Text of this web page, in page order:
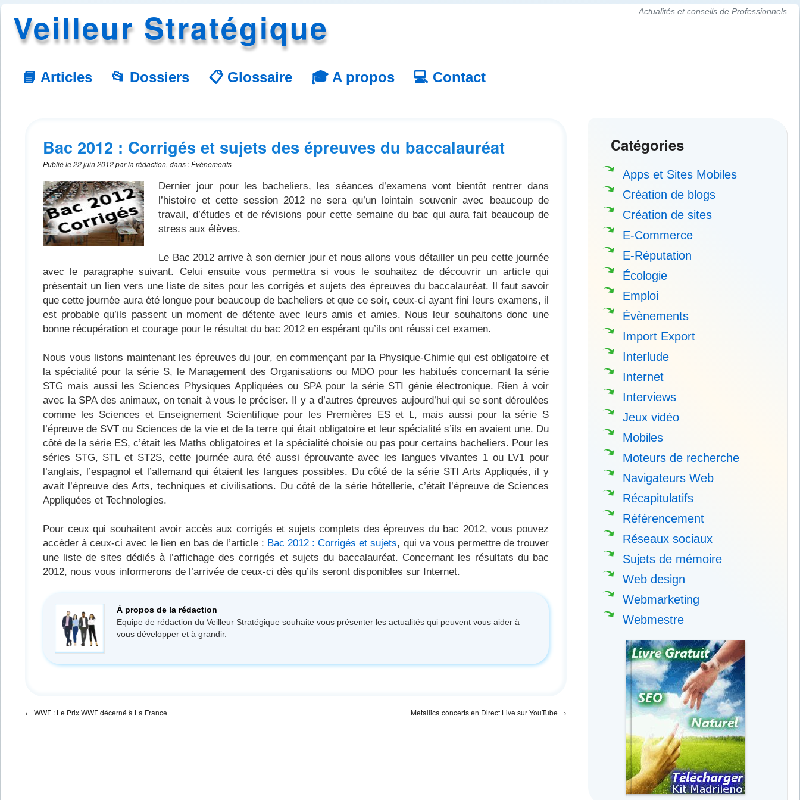
Veilleur Stratégique Actualités et conseils de Professionnels
📘 Articles 📂 Dossiers 📋 Glossaire 🎓 A propos 💻 Contact
Bac 2012 : Corrigés et sujets des épreuves du baccalauréat
Publié le22 juin 2012parla rédaction, dans :Évènements
Dernier jour pour les bacheliers, les séances d’examens vont bientôt rentrer dans
l’histoire et cette session 2012 ne sera qu’un lointain souvenir avec beaucoup de
travail, d’études et de révisions pour cette semaine du bac qui aura fait beaucoup de
stress aux élèves.
Le Bac 2012 arrive à son dernier jour et nous allons vous détailler un peu cette journée
avec le paragraphe suivant. Celui ensuite vous permettra si vous le souhaitez de découvrir un article qui
présentait un lien vers une liste de sites pour les corrigés et sujets des épreuves du baccalauréat. Il faut savoir
que cette journée aura été longue pour beaucoup de bacheliers et que ce soir, ceux-ci ayant fini leurs examens, il
est probable qu’ils passent un moment de détente avec leurs amis et amies. Nous leur souhaitons donc une
bonne récupération et courage pour le résultat du bac 2012 en espérant qu’ils ont réussi cet examen.
Nous vous listons maintenant les épreuves du jour, en commençant par la Physique-Chimie qui est obligatoire et
la spécialité pour la série S, le Management des Organisations ou MDO pour les habitués concernant la série
STG mais aussi les Sciences Physiques Appliquées ou SPA pour la série STI génie électronique. Rien à voir
avec la SPA des animaux, on tenait à vous le préciser. Il y a d’autres épreuves aujourd’hui qui se sont déroulées
comme les Sciences et Enseignement Scientifique pour les Premières ES et L, mais aussi pour la série S
l’épreuve de SVT ou Sciences de la vie et de la terre qui était obligatoire et leur spécialité s’ils en avaient une. Du
côté de la série ES, c’était les Maths obligatoires et la spécialité choisie ou pas pour certains bacheliers. Pour les
séries STG, STL et ST2S, cette journée aura été aussi éprouvante avec les langues vivantes 1 ou LV1 pour
l’anglais, l’espagnol et l’allemand qui étaient les langues possibles. Du côté de la série STI Arts Appliqués, il y
avait l’épreuve des Arts, techniques et civilisations. Du côté de la série hôtellerie, c’était l’épreuve de Sciences
Appliquées et Technologies.
Pour ceux qui souhaitent avoir accès aux corrigés et sujets complets des épreuves du bac 2012, vous pouvez
accéder à ceux-ci avec le lien en bas de l’article : Bac 2012 : Corrigés et sujets, qui va vous permettre de trouver
une liste de sites dédiés à l’affichage des corrigés et sujets du baccalauréat. Concernant les résultats du bac
2012, nous vous informerons de l’arrivée de ceux-ci dès qu’ils seront disponibles sur Internet.
À propos de la rédaction
Equipe de rédaction du Veilleur Stratégique souhaite vous présenter les actualités qui peuvent vous aider à
vous développer et à grandir.
← WWF : Le Prix WWF décerné à La France Metallica concerts en Direct Live sur YouTube →
Catégories
Apps et Sites Mobiles
Création de blogs
Création de sites
E-Commerce
E-Réputation
Écologie
Emploi
Évènements
Import Export
Interlude
Internet
Interviews
Jeux vidéo
Mobiles
Moteurs de recherche
Navigateurs Web
Récapitulatifs
Référencement
Réseaux sociaux
Sujets de mémoire
Web design
Webmarketing
Webmestre